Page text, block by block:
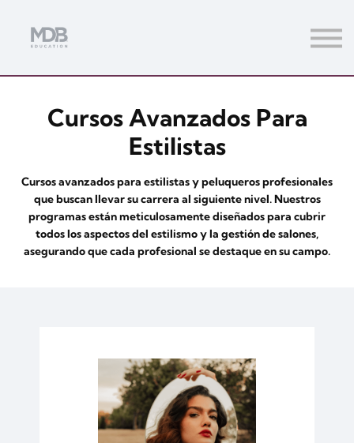
Acceso usuarios
Únete a MDb Pro
Cursos Avanzados Para
Estilistas
Cursos avanzados para estilistas y peluqueros profesionales
que buscan llevar su carrera al siguiente nivel. Nuestros
programas están meticulosamente diseñados para cubrir
todos los aspectos del estilismo y la gestión de salones,
asegurando que cada profesional se destaque en su campo.